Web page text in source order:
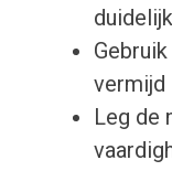
vermijd
Leg de